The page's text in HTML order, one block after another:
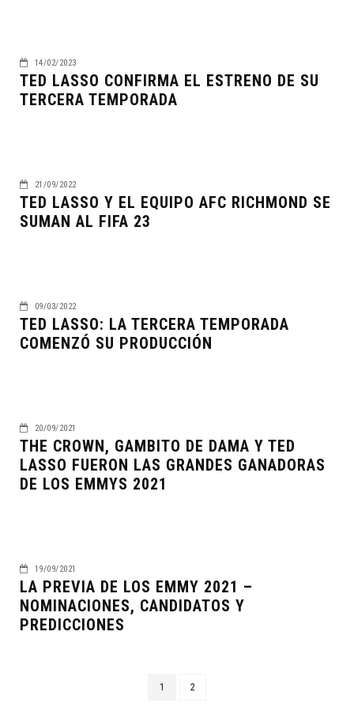
14/02/2023
TED LASSO CONFIRMA EL ESTRENO DE SU
TERCERA TEMPORADA
21/09/2022
TED LASSO Y EL EQUIPO AFC RICHMOND SE
SUMAN AL FIFA 23
09/03/2022
TED LASSO: LA TERCERA TEMPORADA
COMENZÓ SU PRODUCCIÓN
20/09/2021
THE CROWN, GAMBITO DE DAMA Y TED
LASSO FUERON LAS GRANDES GANADORAS
DE LOS EMMYS 2021
19/09/2021
LA PREVIA DE LOS EMMY 2021 –
NOMINACIONES, CANDIDATOS Y
PREDICCIONES
1 2